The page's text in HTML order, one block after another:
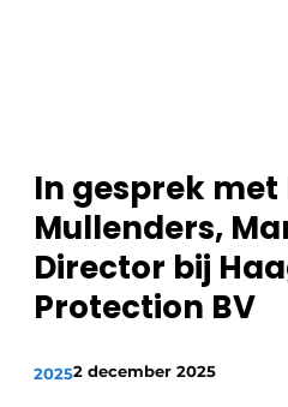
In gesprek met
Mullenders,
Director bij
Protection BV
20252 december 2025